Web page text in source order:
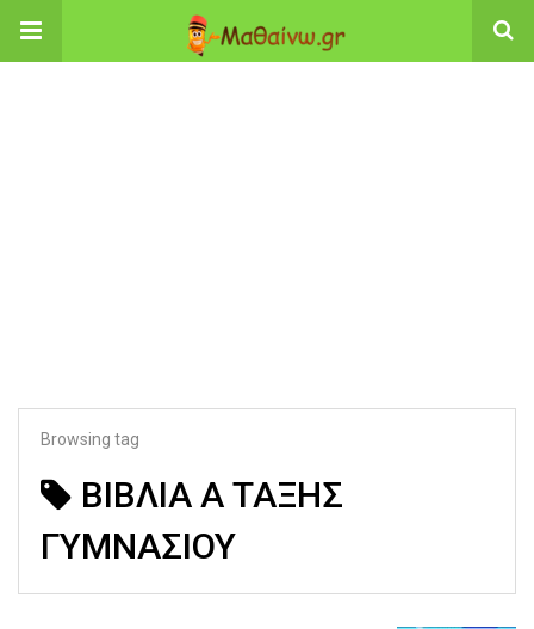
Browsing tag
ΒΙΒΛΙΑ Α ΤΑΞΗΣ
ΓΥΜΝΑΣΙΟΥ